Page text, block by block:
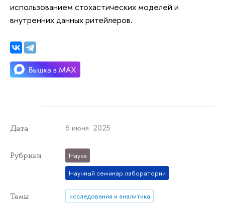
использованием стохастических моделей и
внутренних данных ритейлеров.
Дата 6 июня 2025
Рубрики
Наука
Научный семинар лаборатории
Темы
исследования и аналитика